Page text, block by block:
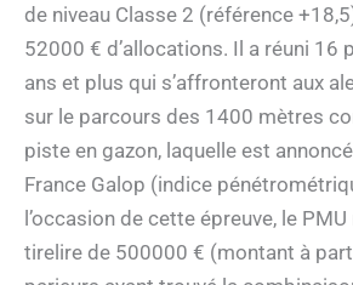
de niveau Classe 2 (référence
52000 € d’allocations. Il a réuni 16
ans et plus qui s’affronteront aux
sur le parcours des 1400 mètres
piste en gazon, laquelle est
France Galop (indice
l’occasion de cette épreuve, le
tirelire de 500000 € (montant à